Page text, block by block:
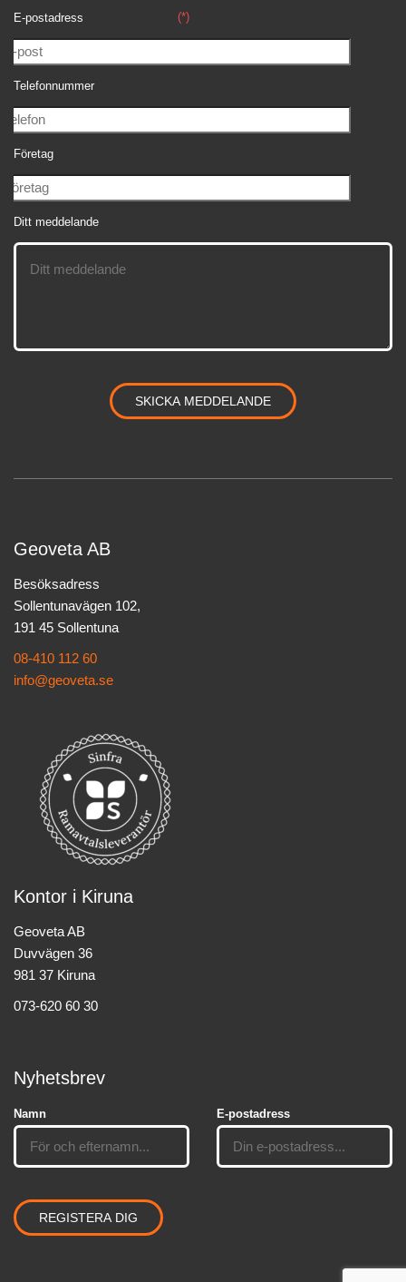
E-postadress (*)
Telefonnummer
Företag
Ditt meddelande
Geoveta AB
Besöksadress
Sollentunavägen 102,
191 45 Sollentuna
08-410 112 60
info@geoveta.se
Kontor i Kiruna
Geoveta AB
Duvvägen 36
981 37 Kiruna
073-620 60 30
Nyhetsbrev
Namn E-postadress